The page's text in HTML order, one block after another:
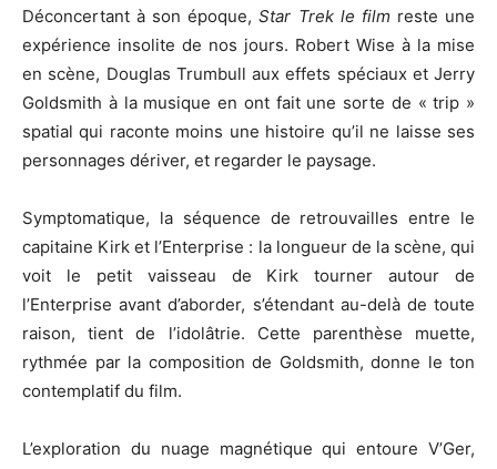
Déconcertant à son époque,Star Trek le filmreste une
expérience insolite de nos jours. Robert Wise à la mise
en scène, Douglas Trumbull aux effets spéciaux et Jerry
Goldsmith à la musique en ont fait une sorte de « trip »
spatial qui raconte moins une histoire qu’il ne laisse ses
personnages dériver, et regarder le paysage.
Symptomatique, la séquence de retrouvailles entre le
capitaine Kirk et l’Enterprise : la longueur de la scène, qui
voit le petit vaisseau de Kirk tourner autour de
l’Enterprise avant d’aborder, s’étendant au-delà de toute
raison, tient de l’idolâtrie. Cette parenthèse muette,
rythmée par la composition de Goldsmith, donne le ton
contemplatif du film.
L’exploration du nuage magnétique qui entoure V’Ger,